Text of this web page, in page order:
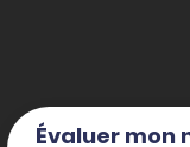
Évaluer mon